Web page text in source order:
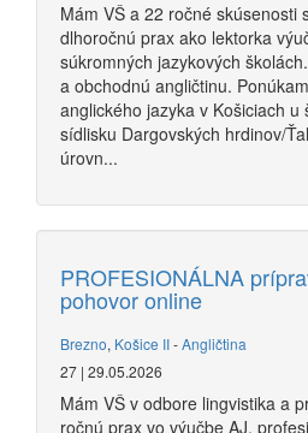
Mám VŠ a 22 ročné skúsenosti
dlhoročnú prax ako lektorka
súkromných jazykových
a obchodnú angličtinu.
anglického jazyka v Košiciach u
sídlisku Dargovských hrdinov/
úrovn...
PROFESIONÁLNA
pohovor online
Brezno, Košice II-Angličtina
27 | 29.05.2026
Mám VŠ v odbore lingvistika a
ročnú prax vo výučbe AJ,